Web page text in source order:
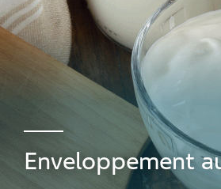
Enveloppement